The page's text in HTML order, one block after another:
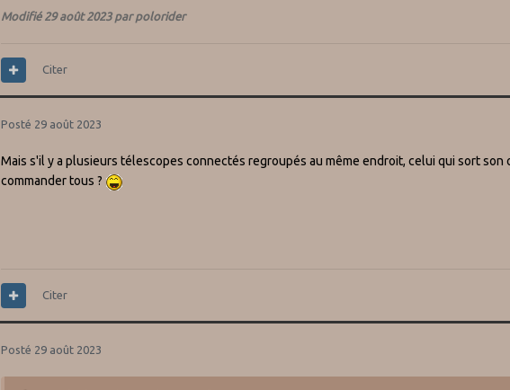
Modifié 29 août 2023par polorider
Citer
Posté 29 août 2023
Mais s'il y a plusieurs télescopes connectés regroupés au même endroit, celui qui sort
commander tous ?
Citer
Posté 29 août 2023